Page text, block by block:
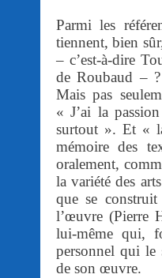
Parmi les
tiennent, bien
– c’est-à-dire
de Roubaud –
Mais pas
« J’ai la
surtout ». Et «
mémoire des
oralement,
la variété des
que se
l’œuvre (Pierre
lui-même qui,
personnel qui le
de son œuvre.